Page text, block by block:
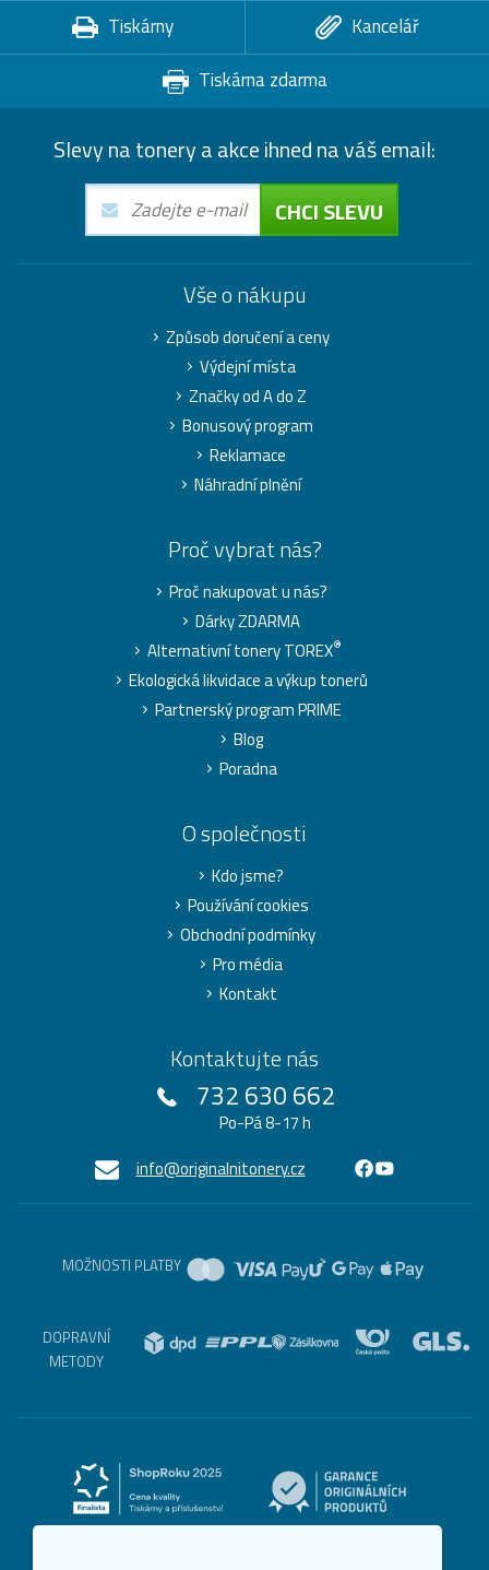
Tiskárny
Kancelář
Tiskárna zdarma
Slevy na tonery a akce ihned na váš email:
CHCI SLEVU
Vše o nákupu
Způsob doručení a ceny
Výdejní místa
Značky od A do Z
Bonusový program
Reklamace
Náhradní plnění
Proč vybrat nás?
Proč nakupovat u nás?
Dárky ZDARMA
Alternativní tonery TOREX®
Ekologická likvidace a výkup tonerů
Partnerský program PRIME
Blog
Poradna
O společnosti
Kdo jsme?
Používání cookies
Obchodní podmínky
Pro média
Kontakt
Kontaktujte nás
732 630 662
Po-Pá 8-17 h
info@originalnitonery.cz
MOŽNOSTI PLATBY
DOPRAVNÍ
METODY